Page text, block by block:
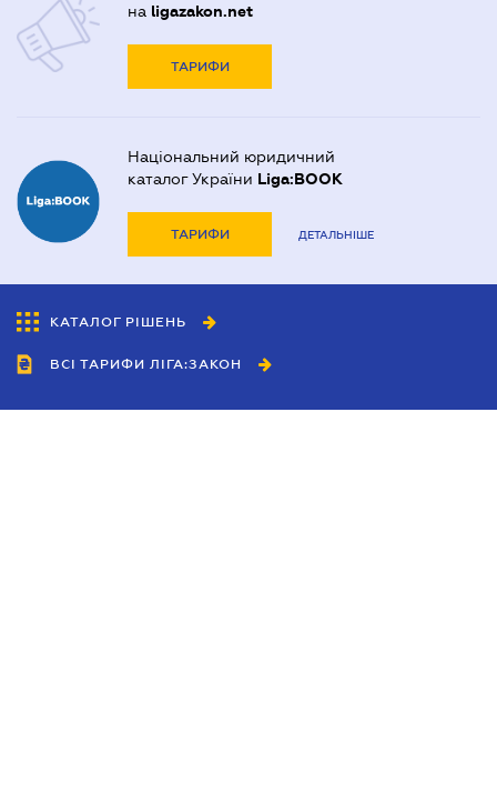
на ligazakon.net
ТАРИФИ
Національний юридичний
каталог України Liga:BOOK
ТАРИФИ ДЕТАЛЬНІШЕ
КАТАЛОГ РІШЕНЬ
ВСІ ТАРИФИ ЛІГА:ЗАКОН